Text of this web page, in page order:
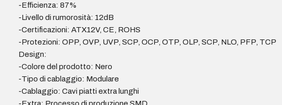
-Efficienza: 87%
-Livello di rumorosità: 12dB
-Certificazioni: ATX12V, CE, ROHS
-Protezioni: OPP, OVP, UVP, SCP, OCP, OTP, OLP, SCP, NLO, PFP, TCP
Design:
-Colore del prodotto: Nero
-Tipo di cablaggio: Modulare
-Cablaggio: Cavi piatti extra lunghi